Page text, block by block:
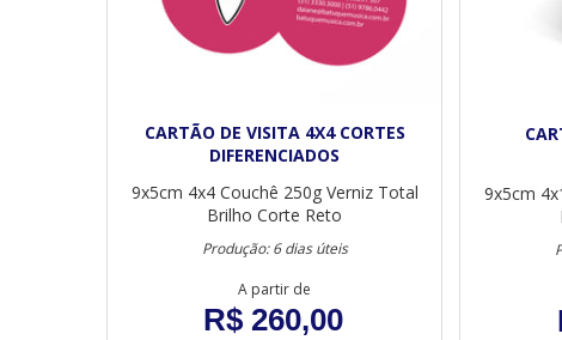
CARTÃO DE VISITA 4X4 CORTES
DIFERENCIADOS
9x5cm 4x4 Couchê 250g Verniz Total
Brilho Corte Reto
Produção: 6 dias úteis
A partir de
R$ 260,00
9x5cm